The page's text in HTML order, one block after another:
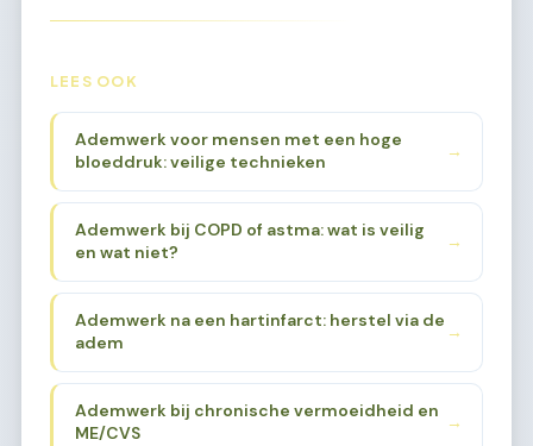
LEES OOK
Ademwerk voor mensen met een hoge
bloeddruk: veilige technieken
→
Ademwerk bij COPD of astma: wat is veilig
en wat niet?
→
Ademwerk na een hartinfarct: herstel via de
adem
→
Ademwerk bij chronische vermoeidheid en
ME/CVS
→